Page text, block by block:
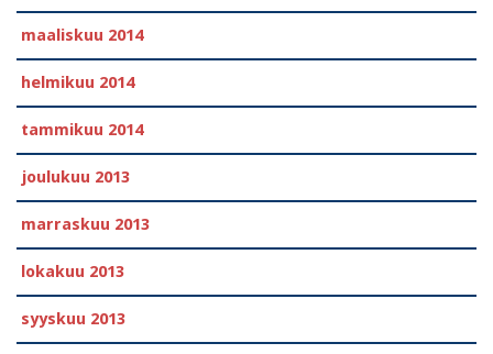
maaliskuu 2014
helmikuu 2014
tammikuu 2014
joulukuu 2013
marraskuu 2013
lokakuu 2013
syyskuu 2013